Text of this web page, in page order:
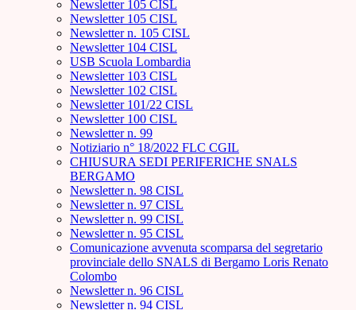
Newsletter 105 CISL
Newsletter 105 CISL
Newsletter n. 105 CISL
Newsletter 104 CISL
USB Scuola Lombardia
Newsletter 103 CISL
Newsletter 102 CISL
Newsletter 101/22 CISL
Newsletter 100 CISL
Newsletter n. 99
Notiziario n° 18/2022 FLC CGIL
CHIUSURA SEDI PERIFERICHE SNALS
BERGAMO
Newsletter n. 98 CISL
Newsletter n. 97 CISL
Newsletter n. 99 CISL
Newsletter n. 95 CISL
Comunicazione avvenuta scomparsa del segretario
provinciale dello SNALS di Bergamo Loris Renato
Colombo
Newsletter n. 96 CISL
Newsletter n. 94 CISL